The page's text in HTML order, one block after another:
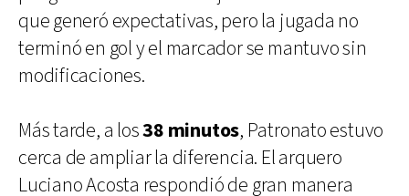
que generó expectativas, pero la jugada no
terminó en gol y el marcador se mantuvo sin
modificaciones.
Más tarde, a los38 minutos, Patronato estuvo
cerca de ampliar la diferencia. El arquero
Luciano Acosta respondió de gran manera